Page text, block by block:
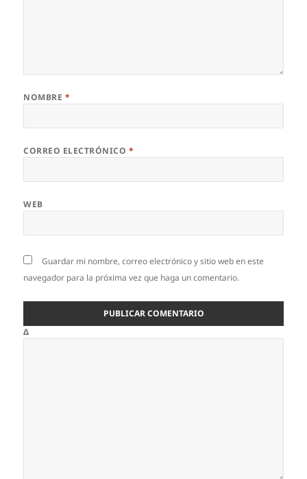
NOMBRE *
CORREO ELECTRÓNICO *
WEB
Guardar mi nombre, correo electrónico y sitio web en este
navegador para la próxima vez que haga un comentario.
Δ